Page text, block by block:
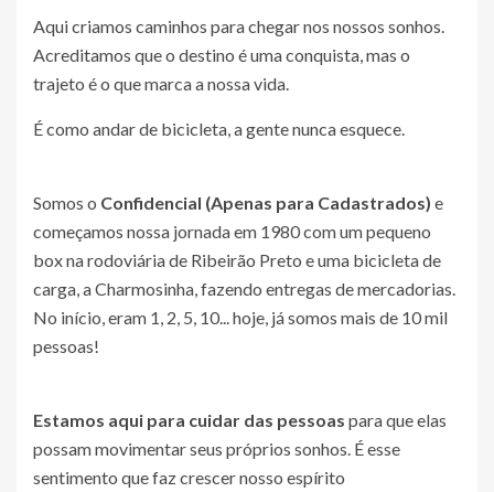
Aqui criamos caminhos para chegar nos nossos sonhos.
Acreditamos que o destino é uma conquista, mas o
trajeto é o que marca a nossa vida.
É como andar de bicicleta, a gente nunca esquece.
Somos o Confidencial (Apenas para Cadastrados) e
começamos nossa jornada em 1980 com um pequeno
box na rodoviária de Ribeirão Preto e uma bicicleta de
carga, a Charmosinha, fazendo entregas de mercadorias.
No início, eram 1, 2, 5, 10... hoje, já somos mais de 10 mil
pessoas!
Estamos aqui para cuidar das pessoas para que elas
possam movimentar seus próprios sonhos. É esse
sentimento que faz crescer nosso espírito